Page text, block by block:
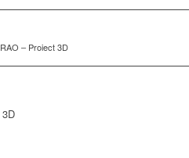
RAO – Proiect 3D